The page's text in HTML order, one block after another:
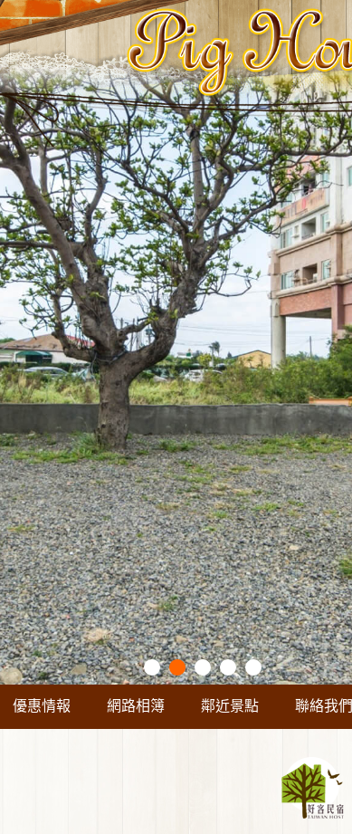
優惠情報 網路相簿 鄰近景點 聯絡我們